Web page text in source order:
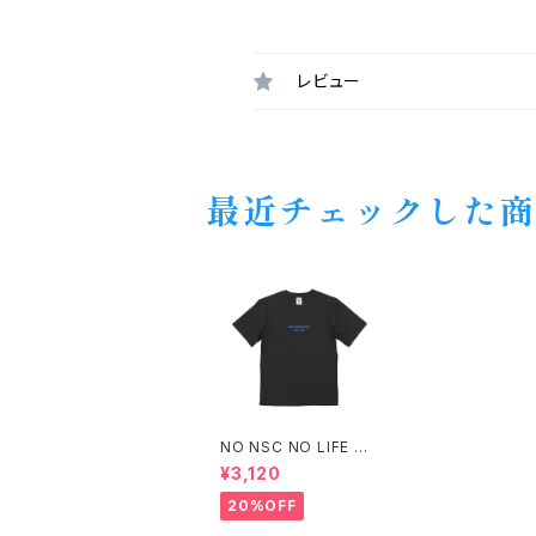
レビュー
最近チェックした
NO NSC NO LIFE T
シャツ
¥3,120
20%OFF